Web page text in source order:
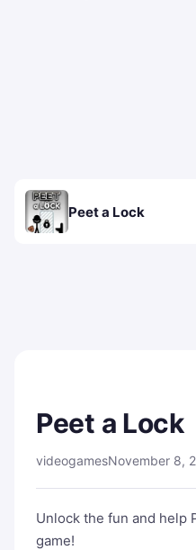
Peet a Lock
Peet a Lock
videogamesNovember 8,
Unlock the fun and help
game!